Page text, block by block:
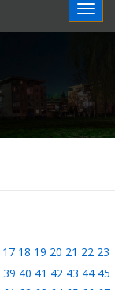
17 18 19 20 21 22 23
39 40 41 42 43 44 45